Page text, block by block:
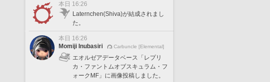
本日 16:26
Laternchen(Shiva)が結成されまし
た。
本日 16:26
Momiji Inubasiri
Carbuncle [Elemental]
エオルゼアデータベース「レプリ
カ・ファントムオブスキュラム・フ
ォークMF」に画像投稿しました。